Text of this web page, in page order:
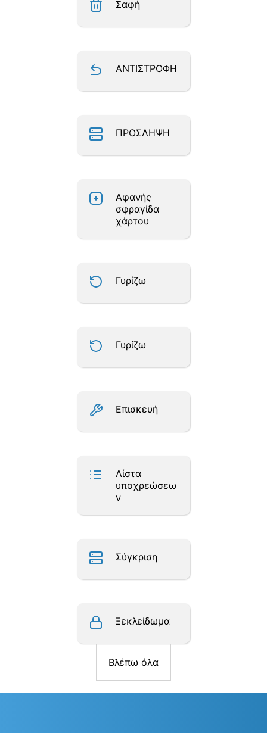
Σαφή
ΑΝΤΙΣΤΡΟΦΗ
ΠΡΟΣΛΗΨΗ
Αφανής
σφραγίδα
χάρτου
Γυρίζω
Γυρίζω
Επισκευή
Λίστα
υποχρεώσεω
ν
Σύγκριση
Ξεκλείδωμα
Βλέπω όλα